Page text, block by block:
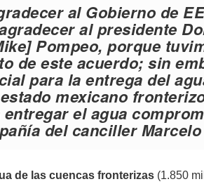
al Gobierno de
al presidente
Pompeo, porque
de este acuerdo; sin
para la entrega del
mexicano
el agua
del canciller
de las cuencas fronterizas (1.850